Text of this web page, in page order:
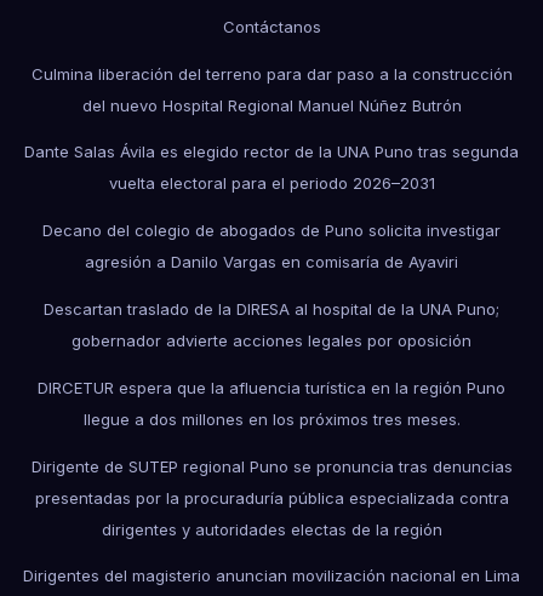
Contáctanos
Culmina liberación del terreno para dar paso a la construcción
del nuevo Hospital Regional Manuel Núñez Butrón
Dante Salas Ávila es elegido rector de la UNA Puno tras segunda
vuelta electoral para el periodo 2026–2031
Decano del colegio de abogados de Puno solicita investigar
agresión a Danilo Vargas en comisaría de Ayaviri
Descartan traslado de la DIRESA al hospital de la UNA Puno;
gobernador advierte acciones legales por oposición
DIRCETUR espera que la afluencia turística en la región Puno
llegue a dos millones en los próximos tres meses.
Dirigente de SUTEP regional Puno se pronuncia tras denuncias
presentadas por la procuraduría pública especializada contra
dirigentes y autoridades electas de la región
Dirigentes del magisterio anuncian movilización nacional en Lima